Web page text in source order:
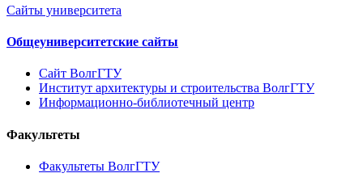
Сайты университета
Общеуниверситетские сайты
Сайт ВолгГТУ
Институт архитектуры и строительства ВолгГТУ
Информационно-библиотечный центр
Факультеты
Факультеты ВолгГТУ